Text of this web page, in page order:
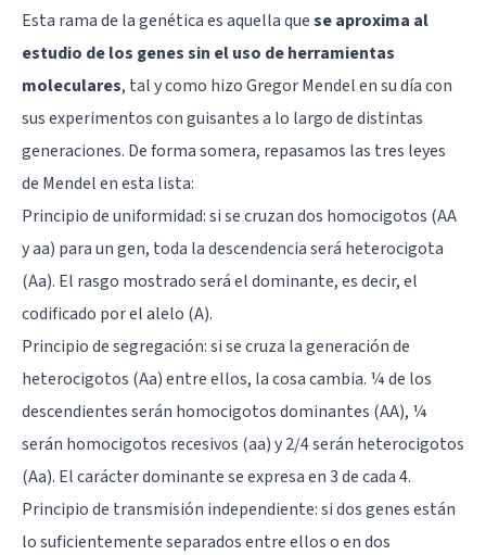
Esta rama de la genética es aquella quese aproxima al
estudio de los genes sin el uso de herramientas
moleculares, tal y como hizoGregor Mendelen su día con
sus experimentos con guisantes a lo largo de distintas
generaciones. De forma somera, repasamos las tres leyes
de Mendel en esta lista:
Principio de uniformidad: si se cruzan dos homocigotos (AA
y aa) para un gen, toda la descendencia será heterocigota
(Aa). El rasgo mostrado será el dominante, es decir, el
codificado por el alelo (A).
Principio de segregación: si se cruza la generación de
heterocigotos (Aa) entre ellos, la cosa cambia. ¼ de los
descendientes serán homocigotos dominantes (AA), ¼
serán homocigotos recesivos (aa) y 2/4 serán heterocigotos
(Aa). El carácter dominante se expresa en 3 de cada 4.
Principio de transmisión independiente: si dos genes están
lo suficientemente separados entre ellos o en dos